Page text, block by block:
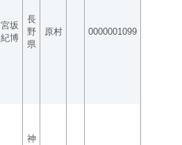
宮坂
紀博
長
野
県
原村 0000001099
神